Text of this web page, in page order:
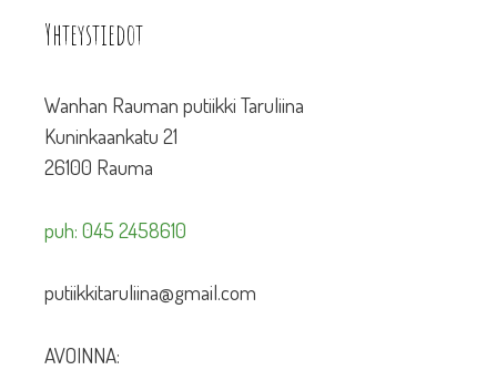
Yhteystiedot
Wanhan Rauman putiikki Taruliina
Kuninkaankatu 21
26100 Rauma
puh: 045 2458610
putiikkitaruliina@gmail.com
AVOINNA: